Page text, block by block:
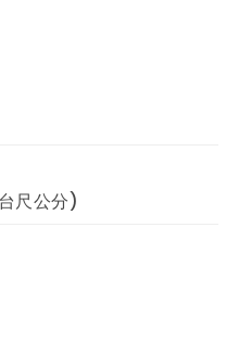
尺公分)